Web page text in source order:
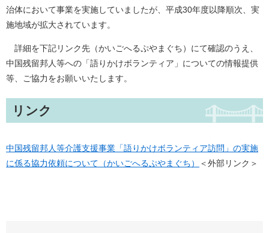
治体において事業を実施していましたが、平成30年度以降順次、実
施地域が拡大されています。
詳細を下記リンク先（かいごへるぷやまぐち）にて確認のうえ、
中国残留邦人等への「語りかけボランティア」についての情報提供
等、ご協力をお願いいたします。
リンク
中国残留邦人等介護支援事業「語りかけボランティア訪問」の実施
に係る協力依頼について（かいごへるぷやまぐち）
＜外部リンク＞